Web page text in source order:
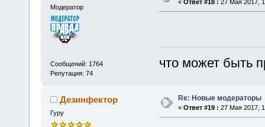
Модератор
Сообщений: 1764
Репутация: 74
« Ответ #18 : 27 Мая 2017,
что может быть
Дезинфектор
Гуру
Re: Новые модераторы
« Ответ #19 : 27 Мая 2017,